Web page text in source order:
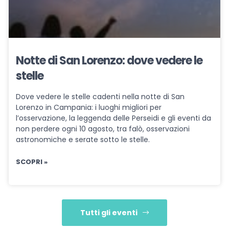
Notte di San Lorenzo: dove vedere le
stelle
Dove vedere le stelle cadenti nella notte di San
Lorenzo in Campania: i luoghi migliori per
l’osservazione, la leggenda delle Perseidi e gli eventi da
non perdere ogni 10 agosto, tra falò, osservazioni
astronomiche e serate sotto le stelle.
SCOPRI »
Tutti gli eventi